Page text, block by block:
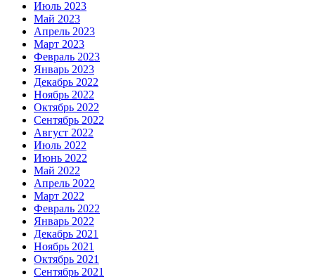
Июль 2023
Май 2023
Апрель 2023
Март 2023
Февраль 2023
Январь 2023
Декабрь 2022
Ноябрь 2022
Октябрь 2022
Сентябрь 2022
Август 2022
Июль 2022
Июнь 2022
Май 2022
Апрель 2022
Март 2022
Февраль 2022
Январь 2022
Декабрь 2021
Ноябрь 2021
Октябрь 2021
Сентябрь 2021